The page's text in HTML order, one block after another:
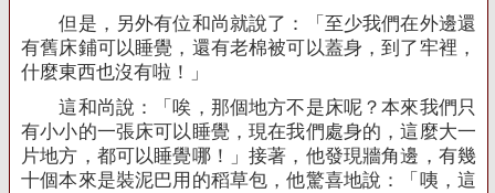
但是，另外有位和尚就說了：「至少我們在外邊還
有舊床鋪可以睡覺，還有老棉被可以蓋身，到了牢裡，
什麼東西也沒有啦！」
這和尚說：「唉，那個地方不是床呢？本來我們只
有小小的一張床可以睡覺，現在我們處身的，這麼大一
片地方，都可以睡覺哪！」接著，他發現牆角邊，有幾
十個本來是裝泥巴用的稻草包，他驚喜地說：「咦，這